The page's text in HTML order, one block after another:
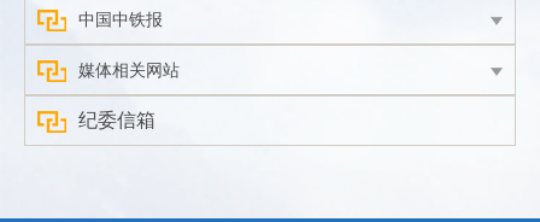
中国中铁报
媒体相关网站
纪委信箱